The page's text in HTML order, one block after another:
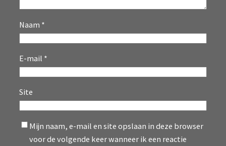
Naam *
E-mail *
Site
Mijn naam, e-mail en site opslaan in deze browser
voor de volgende keer wanneer ik een reactie